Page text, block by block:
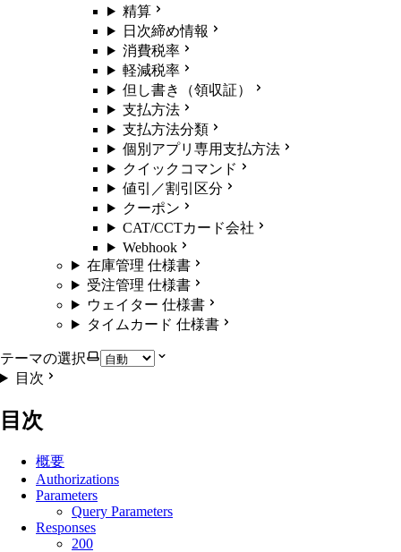
精算
日次締め情報
消費税率
軽減税率
但し書き（領収証）
支払方法
支払方法分類
個別アプリ専用支払方法
クイックコマンド
値引／割引区分
クーポン
CAT/CCTカード会社
Webhook
在庫管理 仕様書
受注管理 仕様書
ウェイター 仕様書
タイムカード 仕様書
テーマの選択
目次
目次
概要
Authorizations
Parameters
Query Parameters
Responses
200